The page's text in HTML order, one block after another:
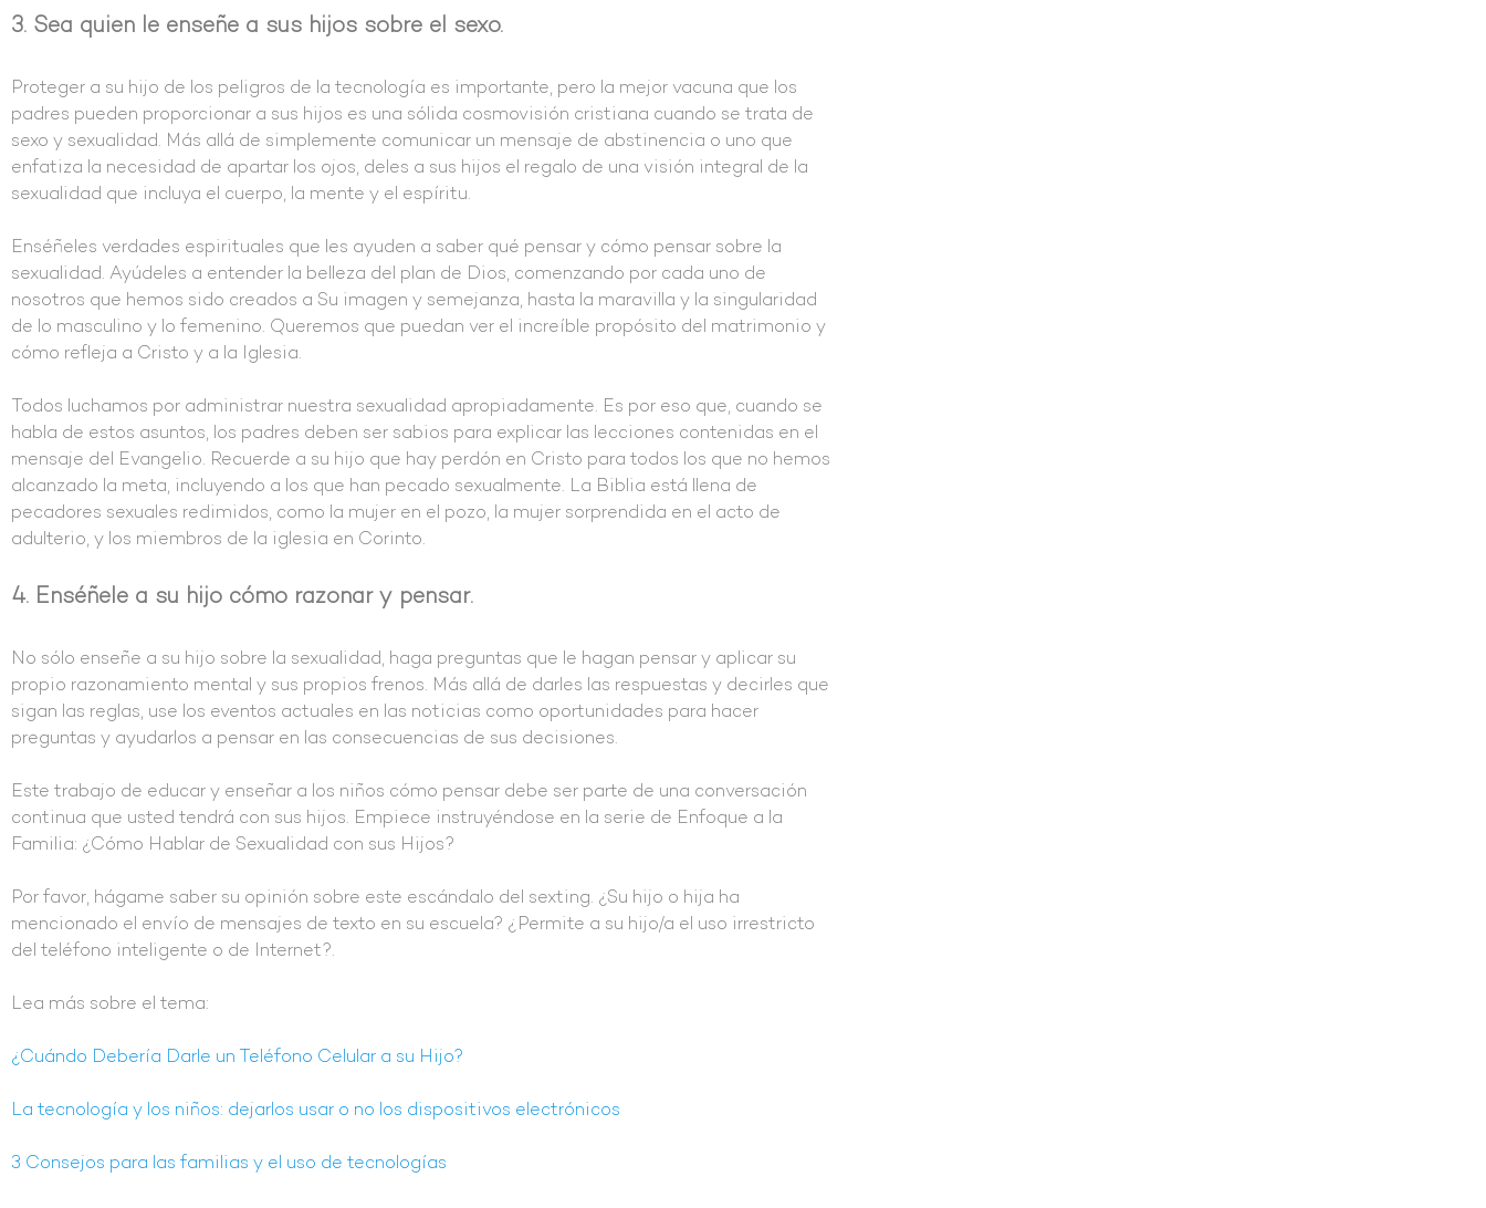
3. Sea quien le enseñe a sus hijos sobre el sexo.
Proteger a su hijo de los peligros de la tecnología es importante, pero la mejor vacuna que los
padres pueden proporcionar a sus hijos es una sólida cosmovisión cristiana cuando se trata de
sexo y sexualidad. Más allá de simplemente comunicar un mensaje de abstinencia o uno que
enfatiza la necesidad de apartar los ojos, deles a sus hijos el regalo de una visión integral de la
sexualidad que incluya el cuerpo, la mente y el espíritu.
Enséñeles verdades espirituales que les ayuden a saber qué pensar y cómo pensar sobre la
sexualidad. Ayúdeles a entender la belleza del plan de Dios, comenzando por cada uno de
nosotros que hemos sido creados a Su imagen y semejanza, hasta la maravilla y la singularidad
de lo masculino y lo femenino. Queremos que puedan ver el increíble propósito del matrimonio y
cómo refleja a Cristo y a la Iglesia.
Todos luchamos por administrar nuestra sexualidad apropiadamente. Es por eso que, cuando se
habla de estos asuntos, los padres deben ser sabios para explicar las lecciones contenidas en el
mensaje del Evangelio. Recuerde a su hijo que hay perdón en Cristo para todos los que no hemos
alcanzado la meta, incluyendo a los que han pecado sexualmente. La Biblia está llena de
pecadores sexuales redimidos, como la mujer en el pozo, la mujer sorprendida en el acto de
adulterio, y los miembros de la iglesia en Corinto.
4. Enséñele a su hijo cómo razonar y pensar.
No sólo enseñe a su hijo sobre la sexualidad, haga preguntas que le hagan pensar y aplicar su
propio razonamiento mental y sus propios frenos. Más allá de darles las respuestas y decirles que
sigan las reglas, use los eventos actuales en las noticias como oportunidades para hacer
preguntas y ayudarlos a pensar en las consecuencias de sus decisiones.
Este trabajo de educar y enseñar a los niños cómo pensar debe ser parte de una conversación
continua que usted tendrá con sus hijos. Empiece instruyéndose en la serie de Enfoque a la
Familia: ¿Cómo Hablar de Sexualidad con sus Hijos?
Por favor, hágame saber su opinión sobre este escándalo del sexting. ¿Su hijo o hija ha
mencionado el envío de mensajes de texto en su escuela? ¿Permite a su hijo/a el uso irrestricto
del teléfono inteligente o de Internet?.
Lea más sobre el tema:
¿Cuándo Debería Darle un Teléfono Celular a su Hijo?
La tecnología y los niños: dejarlos usar o no los dispositivos electrónicos
3 Consejos para las familias y el uso de tecnologías